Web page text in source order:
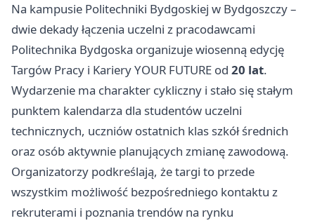
Na kampusie Politechniki Bydgoskiej w Bydgoszczy –
dwie dekady łączenia uczelni z pracodawcami
Politechnika Bydgoska organizuje wiosenną edycję
Targów Pracy i Kariery YOUR FUTURE od 20 lat.
Wydarzenie ma charakter cykliczny i stało się stałym
punktem kalendarza dla studentów uczelni
technicznych, uczniów ostatnich klas szkół średnich
oraz osób aktywnie planujących zmianę zawodową.
Organizatorzy podkreślają, że targi to przede
wszystkim możliwość bezpośredniego kontaktu z
rekruterami i poznania trendów na rynku